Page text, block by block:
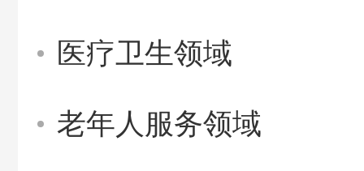
医疗卫生领域
老年人服务领域